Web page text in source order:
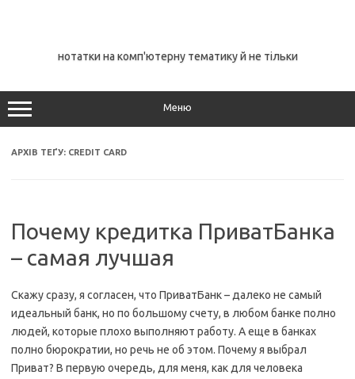
нотатки на комп'ютерну тематику й не тільки
Меню
АРХІВ ТЕҐУ: CREDIT CARD
Почему кредитка ПриватБанка
– самая лучшая
Скажу сразу, я согласен, что ПриватБанк – далеко не самый
идеальный банк, но по большому счету, в любом банке полно
людей, которые плохо выполняют работу. А еще в банках
полно бюрократии, но речь не об этом. Почему я выбрал
Приват? В первую очередь, для меня, как для человека